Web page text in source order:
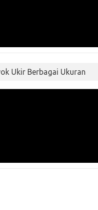
Ukir Berbagai Ukuran